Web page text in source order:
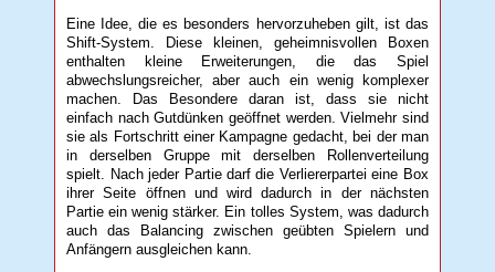
Eine Idee, die es besonders hervorzuheben gilt, ist das
Shift-System. Diese kleinen, geheimnisvollen Boxen
enthalten kleine Erweiterungen, die das Spiel
abwechslungsreicher, aber auch ein wenig komplexer
machen. Das Besondere daran ist, dass sie nicht
einfach nach Gutdünken geöffnet werden. Vielmehr sind
sie als Fortschritt einer Kampagne gedacht, bei der man
in derselben Gruppe mit derselben Rollenverteilung
spielt. Nach jeder Partie darf die Verliererpartei eine Box
ihrer Seite öffnen und wird dadurch in der nächsten
Partie ein wenig stärker. Ein tolles System, was dadurch
auch das Balancing zwischen geübten Spielern und
Anfängern ausgleichen kann.